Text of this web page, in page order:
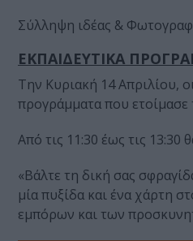
Σύλληψη ιδέας &
ΕΚΠΑΙΔΕΥΤΙΚΑ
Την Κυριακή 14 Απριλίου,
προγράμματα που
Από τις 11:30 έως τις
«Βάλτε τη δική σας
μία πυξίδα και ένα χάρτη
εμπόρων και των